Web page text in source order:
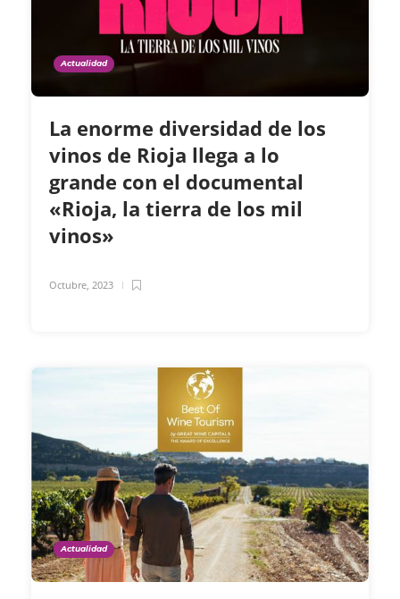
Actualidad
La enorme diversidad de los
vinos de Rioja llega a lo
grande con el documental
«Rioja, la tierra de los mil
vinos»
Octubre, 2023
Actualidad